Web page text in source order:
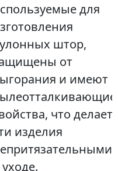
для
штор,
от
и имеют
что делает
изделия